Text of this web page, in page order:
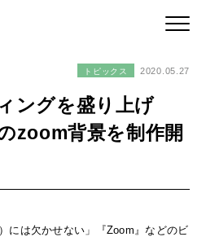
トピックス 2020.05.27
ングを盛り上げ
zoom背景を制作開
には欠かせない」『Zoom』などのビ